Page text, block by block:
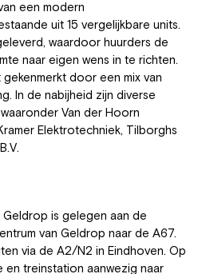
een modern
uit 15 vergelijkbare units.
waardoor huurders de
naar eigen wens in te richten.
door een mix van
In de nabijheid zijn diverse
Van der Hoorn
Elektrotechniek, Tilborghs
is gelegen aan de
van Geldrop naar de A67.
via de A2/N2 in Eindhoven. Op
en treinstation aanwezig naar